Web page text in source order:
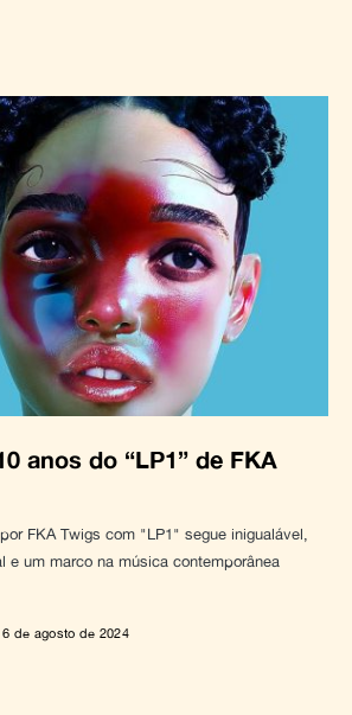
anos do “LP1” de FKA
FKA Twigs com "LP1" segue inigualável,
e um marco na música contemporânea
6 de agosto de 2024